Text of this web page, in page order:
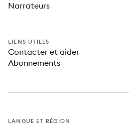
Narrateurs
LIENS UTILES
Contacter et aider
Abonnements
LANGUE ET RÉGION